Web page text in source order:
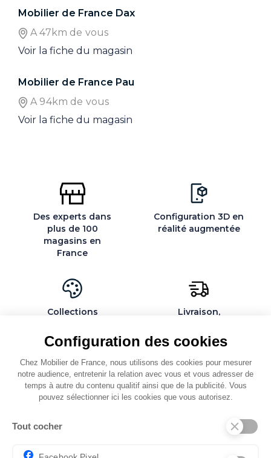
Configuration des cookies
Chez Mobilier de France, nous utilisons des cookies pour mesurer
notre audience, entretenir la relation avec vous et vous adresser de
temps à autre du contenu qualitif ainsi que de la publicité. Vous
pouvez sélectionner ici les cookies que vous autorisez.
Tout cocher
Mobilier de France Dax
A 47km de vous
Voir la fiche du magasin
Mobilier de France Pau
A 94km de vous
Voir la fiche du magasin
Des experts dans
plus de 100
magasins en
France
Configuration 3D en
réalité augmentée
Collections
personnalisables
Livraison,
montage par des
spécialistes
QUI SOMMES-NOUS
SERVICES ET PARTENAIRES
CONSEILS